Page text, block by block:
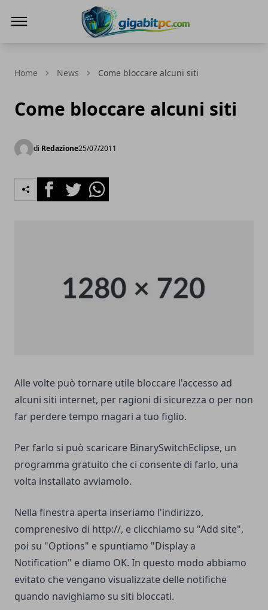
Home News Come bloccare alcuni siti
Come bloccare alcuni siti
di Redazione25/07/2011
FacebookTwitterWhatsapp
Alle volte può tornare utile bloccare l'accesso ad
alcuni siti internet, per ragioni di sicurezza o per non
far perdere tempo magari a tuo figlio.
Per farlo si può scaricare BinarySwitchEclipse, un
programma gratuito che ci consente di farlo, una
volta installato avviamolo.
Nella finestra aperta inseriamo l'indirizzo,
comprenesivo di http://, e clicchiamo su "Add site",
poi su "Options" e spuntiamo "Display a
Notification" e diamo OK. In questo modo abbiamo
evitato che vengano visualizzate delle notifiche
quando navighiamo su siti bloccati.